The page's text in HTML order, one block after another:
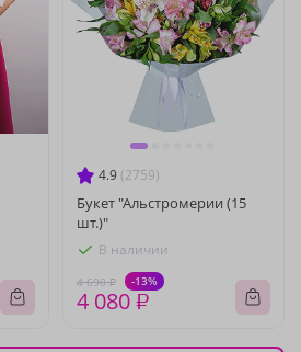
4.9 (2759)
Букет "Альстромерии (15
шт.)"
В наличии
4 690 ₽ -13%
4 080 ₽